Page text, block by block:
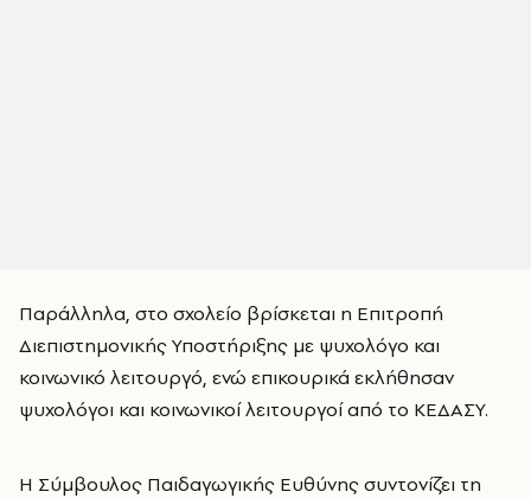
Παράλληλα, στο σχολείο βρίσκεται η Επιτροπή
Διεπιστημονικής Υποστήριξης με ψυχολόγο και
κοινωνικό λειτουργό, ενώ επικουρικά εκλήθησαν
ψυχολόγοι και κοινωνικοί λειτουργοί από το ΚΕΔΑΣΥ.
Η Σύμβουλος Παιδαγωγικής Ευθύνης συντονίζει τη